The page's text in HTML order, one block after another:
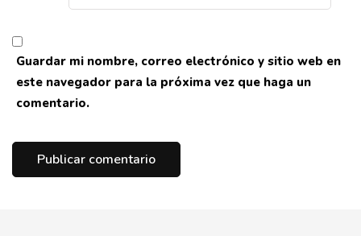
Guardar mi nombre, correo electrónico y sitio web en
este navegador para la próxima vez que haga un
comentario.